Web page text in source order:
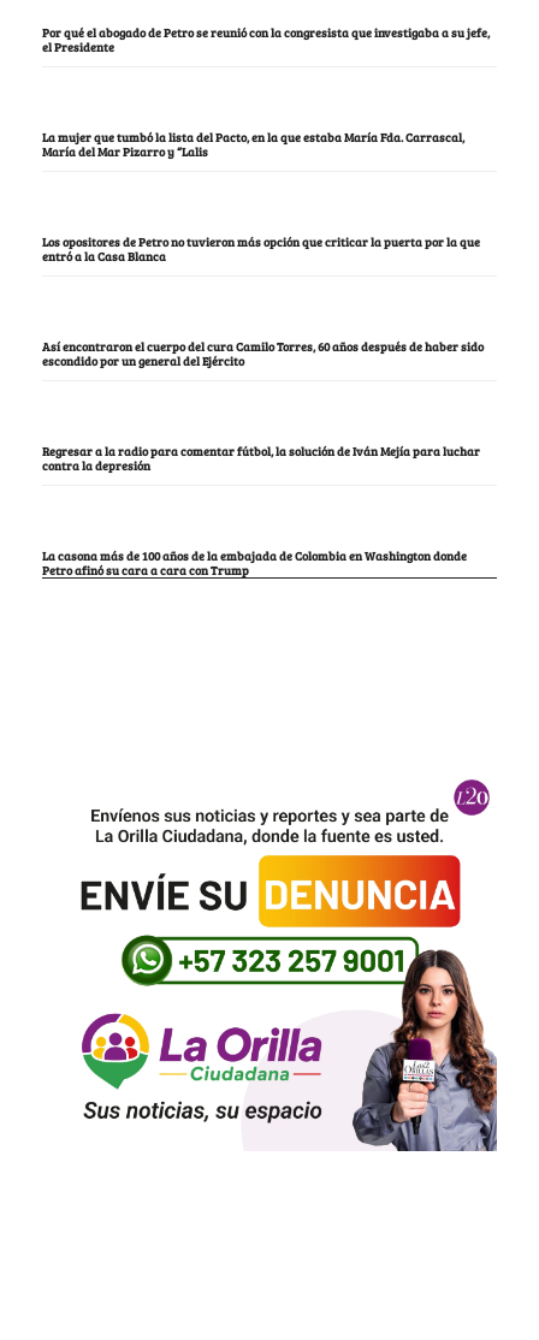
Por qué el abogado de Petro se reunió con la congresista que investigaba a su jefe,
el Presidente
La mujer que tumbó la lista del Pacto, en la que estaba María Fda. Carrascal,
María del Mar Pizarro y “Lalis
Los opositores de Petro no tuvieron más opción que criticar la puerta por la que
entró a la Casa Blanca
Así encontraron el cuerpo del cura Camilo Torres, 60 años después de haber sido
escondido por un general del Ejército
Regresar a la radio para comentar fútbol, la solución de Iván Mejía para luchar
contra la depresión
La casona más de 100 años de la embajada de Colombia en Washington donde
Petro afinó su cara a cara con Trump